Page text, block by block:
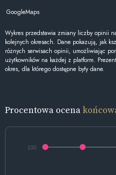
GoogleMaps
Wykres przedstawia zmiany liczby opinii
kolejnych okresach. Dane pokazują, jak
różnych serwisach opinii, umożliwiając
użytkowników na każdej z platform.
okres, dla którego dostępne były dane.
Procentowa ocena
100